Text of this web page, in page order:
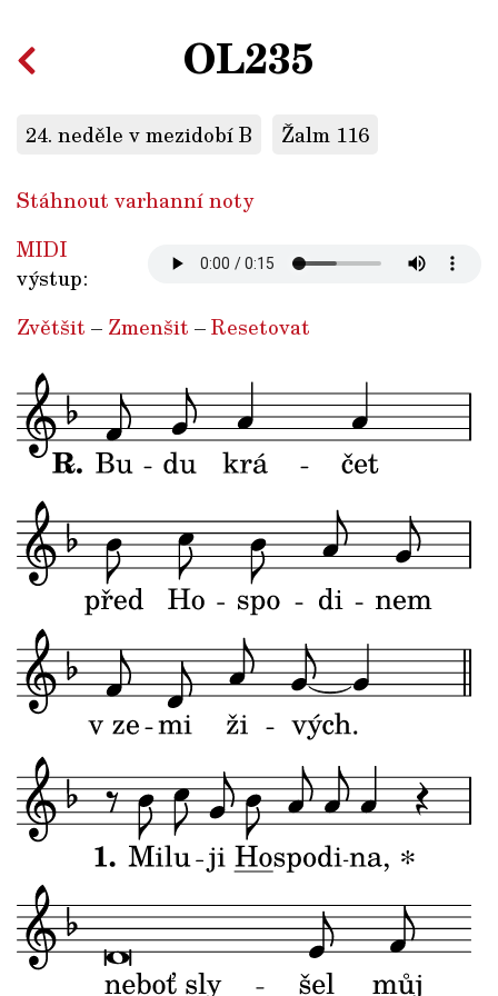
OL235
24. neděle v mezidobí B Žalm 116
Stáhnout varhanní noty
MIDI
výstup:
Zvětšit – Zmenšit –Resetovat